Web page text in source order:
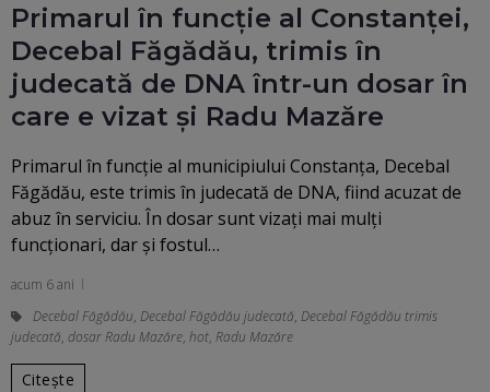
Primarul în funcţie al Constanţei,
Decebal Făgădău, trimis în
judecată de DNA într-un dosar în
care e vizat şi Radu Mazăre
Primarul în funcţie al municipiului Constanţa, Decebal
Făgădău, este trimis în judecată de DNA, fiind acuzat de
abuz în serviciu. În dosar sunt vizaţi mai mulţi
funcţionari, dar şi fostul…
acum 6 ani
Decebal Făgădău, Decebal Făgădău judecată, Decebal Făgădău trimis
judecată, dosar Radu Mazăre, hot, Radu Mazăre
Citește